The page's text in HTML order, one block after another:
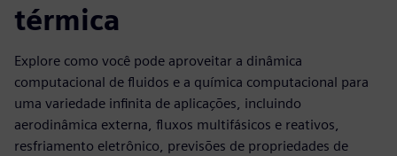
térmica
Explore como você pode aproveitar a dinâmica
computacional de fluidos e a química computacional para
uma variedade infinita de aplicações, incluindo
aerodinâmica externa, fluxos multifásicos e reativos,
resfriamento eletrônico, previsões de propriedades de